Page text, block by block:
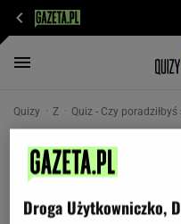
Quizy Z Quiz - Czy
Czy poradziłbyś
Zmierz się z
Małgorzatę
Droga Użytkowniczko,